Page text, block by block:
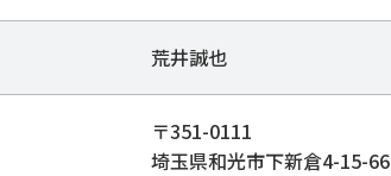
荒井誠也
〒351-0111
埼玉県和光市下新倉4-15-66